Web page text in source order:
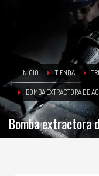
INICIO TIENDA
BOMBA EXTRACTORA DE
Bomba extractora